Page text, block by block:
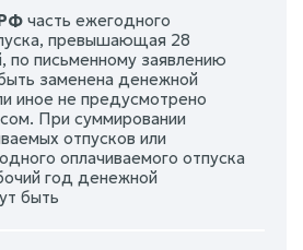
часть ежегодного
превышающая 28
по письменному заявлению
заменена денежной
иное не предусмотрено
При суммировании
отпусков или
оплачиваемого отпуска
год денежной
быть